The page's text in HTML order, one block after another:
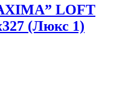
LOFT
(Люкс 1)